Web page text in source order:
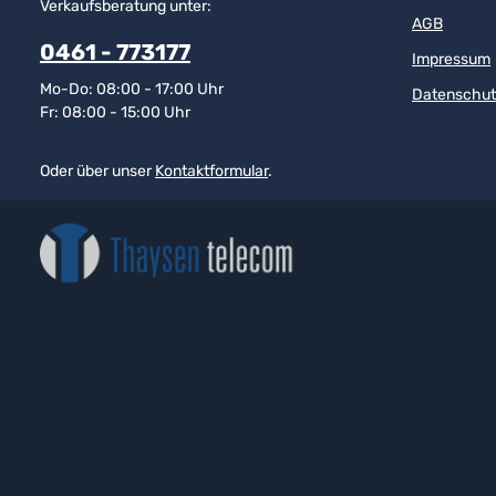
Verkaufsberatung unter:
0461 - 773177
Mo-Do: 08:00 - 17:00 Uhr
Fr: 08:00 - 15:00 Uhr
Oder über unserKontaktformular.
AGB
Impressum